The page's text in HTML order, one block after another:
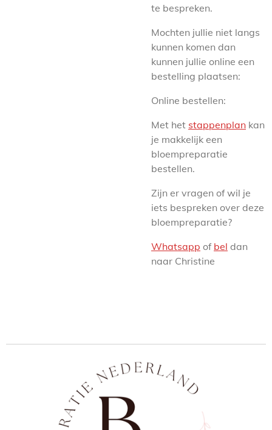
te bespreken.
Mochten jullie niet langs
kunnen komen dan
kunnen jullie online een
bestelling plaatsen:
Online bestellen:
Met het stappenplan kan
je makkelijk een
bloempreparatie
bestellen.
Zijn er vragen of wil je
iets bespreken over deze
bloempreparatie?
Whatsapp of bel dan
naar Christine